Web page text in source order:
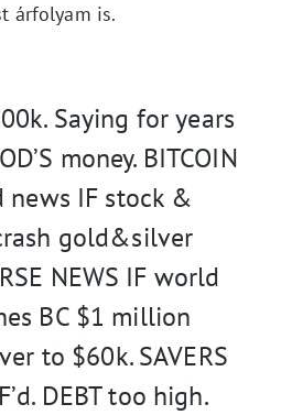
árfolyam is.
Saying for years
money. BITCOIN
news IF stock &
gold&silver
NEWS IF world
BC $1 million
to $60k. SAVERS
DEBT too high.